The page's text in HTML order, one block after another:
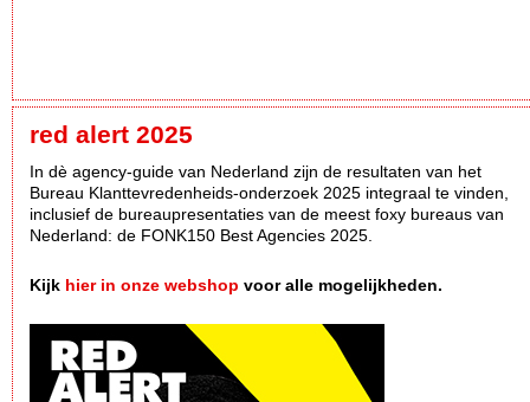
red alert 2025
In dè agency-guide van Nederland zijn de resultaten van het
Bureau Klanttevredenheids-onderzoek 2025 integraal te vinden,
inclusief de bureaupresentaties van de meest foxy bureaus van
Nederland: de FONK150 Best Agencies 2025.
Kijk hier in onze webshop voor alle mogelijkheden.